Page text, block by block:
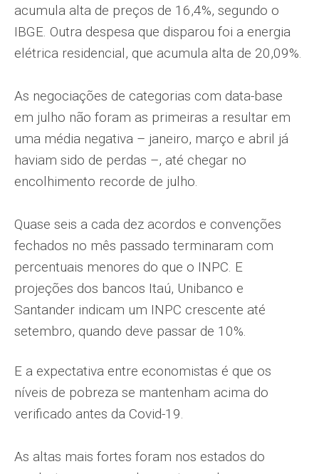
acumula alta de preços de 16,4%, segundo o
IBGE. Outra despesa que disparou foi a energia
elétrica residencial, que acumula alta de 20,09%.
As negociações de categorias com data-base
em julho não foram as primeiras a resultar em
uma média negativa – janeiro, março e abril já
haviam sido de perdas –, até chegar no
encolhimento recorde de julho.
Quase seis a cada dez acordos e convenções
fechados no mês passado terminaram com
percentuais menores do que o INPC. E
projeções dos bancos Itaú, Unibanco e
Santander indicam um INPC crescente até
setembro, quando deve passar de 10%.
E a expectativa entre economistas é que os
níveis de pobreza se mantenham acima do
verificado antes da Covid-19.
As altas mais fortes foram nos estados do